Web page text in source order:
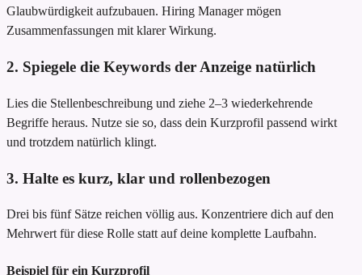
Glaubwürdigkeit aufzubauen. Hiring Manager mögen
Zusammenfassungen mit klarer Wirkung.
2. Spiegele die Keywords der Anzeige natürlich
Lies die Stellenbeschreibung und ziehe 2–3 wiederkehrende
Begriffe heraus. Nutze sie so, dass dein Kurzprofil passend wirkt
und trotzdem natürlich klingt.
3. Halte es kurz, klar und rollenbezogen
Drei bis fünf Sätze reichen völlig aus. Konzentriere dich auf den
Mehrwert für diese Rolle statt auf deine komplette Laufbahn.
Beispiel für ein Kurzprofil